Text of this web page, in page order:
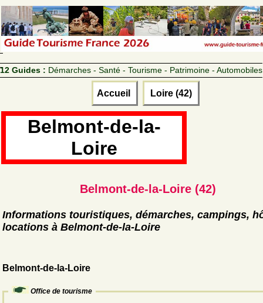
12 Guides : Démarches - Santé - Tourisme - Patrimoine - Automobiles
Accueil Loire (42)
Belmont-de-la-
Loire
Belmont-de-la-Loire (42)
Informations touristiques, démarches, campings,
locations à Belmont-de-la-Loire
Belmont-de-la-Loire
Office de tourisme